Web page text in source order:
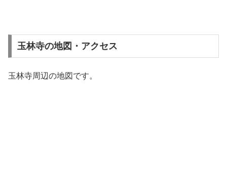
玉林寺の地図・アクセス
玉林寺周辺の地図です。